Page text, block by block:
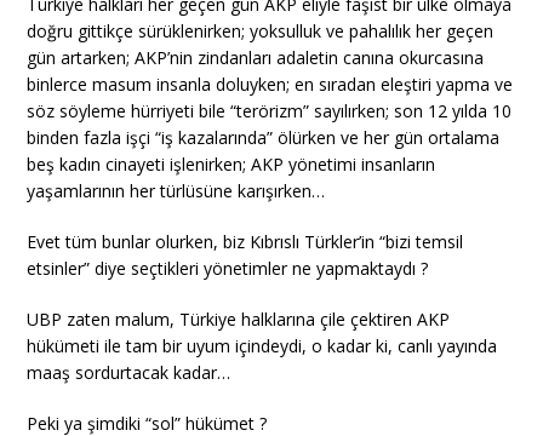
doğru gittikçe sürüklenirken; yoksulluk ve pahalılık her geçen
gün artarken; AKP’nin zindanları adaletin canına okurcasına
binlerce masum insanla doluyken; en sıradan eleştiri yapma ve
söz söyleme hürriyeti bile “terörizm” sayılırken; son 12 yılda 10
binden fazla işçi “iş kazalarında” ölürken ve her gün ortalama
beş kadın cinayeti işlenirken; AKP yönetimi insanların
yaşamlarının her türlüsüne karışırken…
Evet tüm bunlar olurken, biz Kıbrıslı Türkler’in “bizi temsil
etsinler” diye seçtikleri yönetimler ne yapmaktaydı ?
UBP zaten malum, Türkiye halklarına çile çektiren AKP
hükümeti ile tam bir uyum içindeydi, o kadar ki, canlı yayında
maaş sordurtacak kadar…
Peki ya şimdiki “sol” hükümet ?